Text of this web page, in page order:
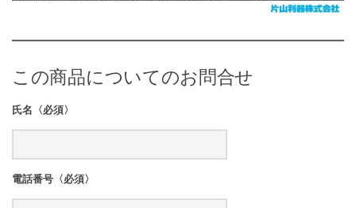
この商品についてのお問合せ
氏名〈必須〉
電話番号〈必須〉